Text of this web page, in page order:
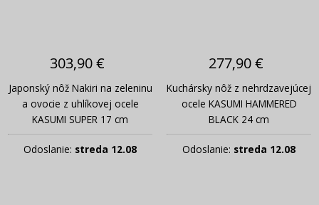
303,90 €
Japonský nôž Nakiri na zeleninu
a ovocie z uhlíkovej ocele
KASUMI SUPER 17 cm
Odoslanie: streda 12.08
277,90 €
Kuchársky nôž z nehrdzavejúcej
ocele KASUMI HAMMERED
BLACK 24 cm
Odoslanie: streda 12.08